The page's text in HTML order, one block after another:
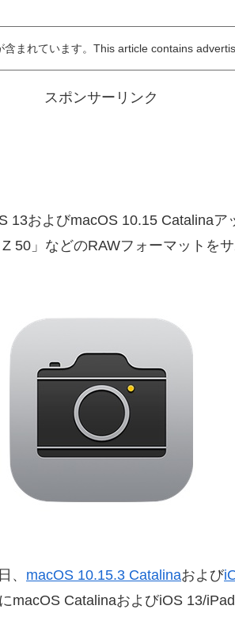
含まれています。This article contains
スポンサーリンク
13およびmacOS 10.15 Catalinaア
50」などのRAWフォーマットを
、 macOS 10.15.3 Catalinaおよび
macOS CatalinaおよびiOS 13/